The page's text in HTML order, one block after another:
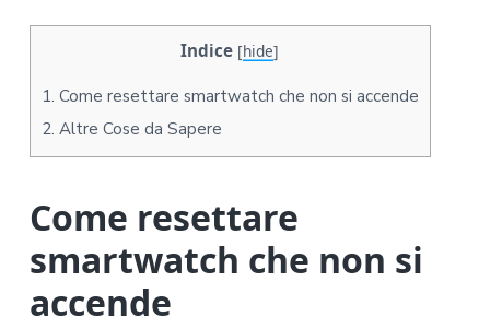
Indice [hide]
1. Come resettare smartwatch che non si accende
2. Altre Cose da Sapere
Come resettare
smartwatch che non si
accende